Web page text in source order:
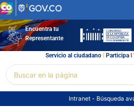
Ir
al
contenidoEncuentra tu
Representante
Servicio al ciudadano l Participal
por:
Intranet - Búsqueda